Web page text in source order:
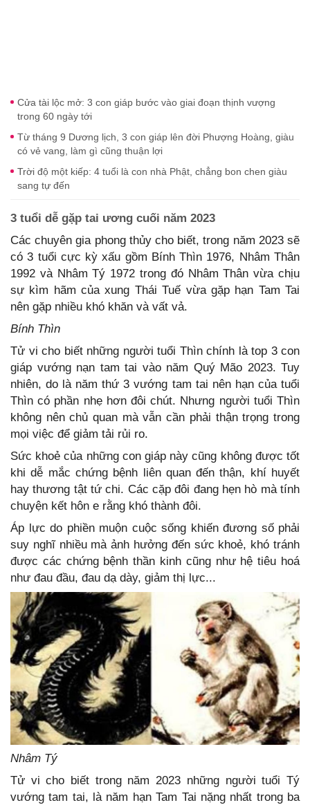
Cửa tài lộc mở: 3 con giáp bước vào giai đoạn thịnh vượng
trong 60 ngày tới
Từ tháng 9 Dương lịch, 3 con giáp lên đời Phượng Hoàng, giàu
có vẻ vang, làm gì cũng thuận lợi
Trời độ một kiếp: 4 tuổi là con nhà Phật, chẳng bon chen giàu
sang tự đến
3 tuổi dễ gặp tai ương cuối năm 2023
Các chuyên gia phong thủy cho biết, trong năm 2023 sẽ
có 3 tuổi cực kỳ xấu gồm Bính Thìn 1976, Nhâm Thân
1992 và Nhâm Tý 1972 trong đó Nhâm Thân vừa chịu
sự kìm hãm của xung Thái Tuế vừa gặp hạn Tam Tai
nên gặp nhiều khó khăn và vất vả.
Bính Thìn
Tử vi cho biết những người tuổi Thìn chính là top 3 con
giáp vướng nạn tam tai vào năm Quý Mão 2023. Tuy
nhiên, do là năm thứ 3 vướng tam tai nên hạn của tuổi
Thìn có phần nhẹ hơn đôi chút. Nhưng người tuổi Thìn
không nên chủ quan mà vẫn cần phải thận trọng trong
mọi việc để giảm tải rủi ro.
Sức khoẻ của những con giáp này cũng không được tốt
khi dễ mắc chứng bệnh liên quan đến thận, khí huyết
hay thương tật tứ chi. Các cặp đôi đang hẹn hò mà tính
chuyện kết hôn e rằng khó thành đôi.
Áp lực do phiền muộn cuộc sống khiến đương số phải
suy nghĩ nhiều mà ảnh hưởng đến sức khoẻ, khó tránh
được các chứng bệnh thần kinh cũng như hệ tiêu hoá
như đau đầu, đau dạ dày, giảm thị lực...
Nhâm Tý
Tử vi cho biết trong năm 2023 những người tuổi Tý
vướng tam tai, là năm hạn Tam Tai nặng nhất trong ba